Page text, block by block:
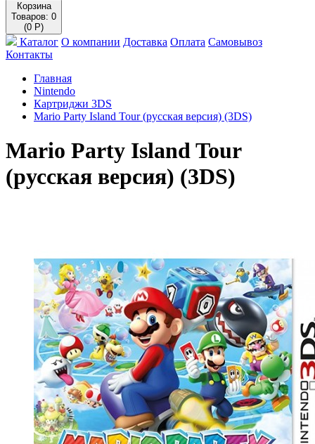
Корзина
Товаров: 0
(0 Р)
Каталог О компании Доставка Оплата Самовывоз
Контакты
Главная
Nintendo
Картриджи 3DS
Mario Party Island Tour (русская версия) (3DS)
Mario Party Island Tour
(русская версия) (3DS)